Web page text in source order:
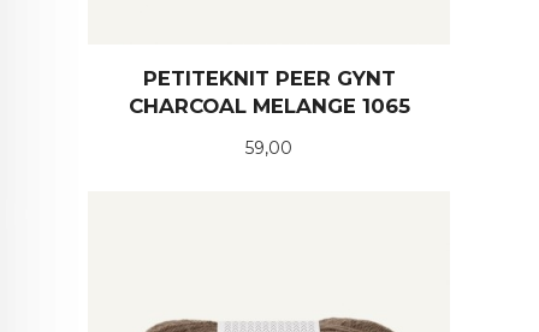
PETITEKNIT PEER GYNT
CHARCOAL MELANGE 1065
Pris
59,00